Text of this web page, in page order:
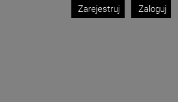
Zarejestruj Zaloguj